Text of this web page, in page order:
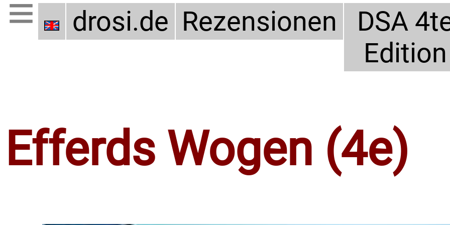
drosi.de Rezensionen
DSA
Edition
Efferds Wogen (4e)